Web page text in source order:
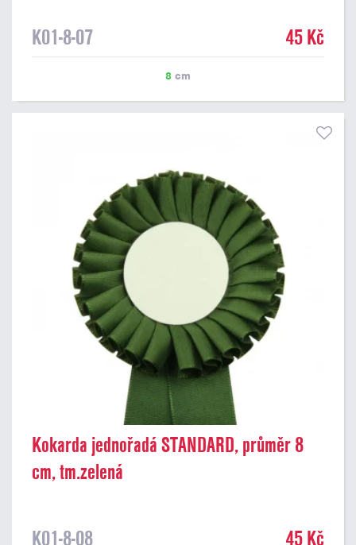
K01-8-07 45 Kč
8 cm
Kokarda jednořadá STANDARD, průměr 8
cm, tm.zelená
K01-8-08 45 Kč